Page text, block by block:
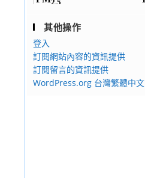
其他操作
登入
訂閱網站內容的資訊提供
訂閱留言的資訊提供
WordPress.org 台灣繁體中文